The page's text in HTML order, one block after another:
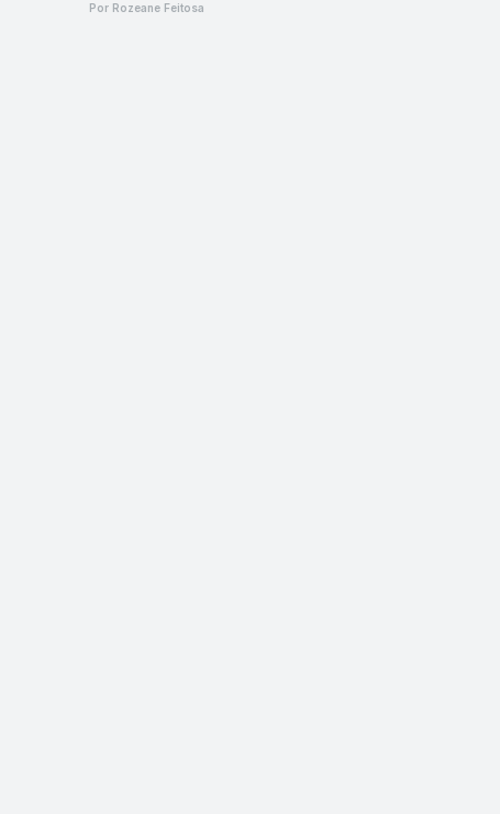
Por Rozeane Feitosa